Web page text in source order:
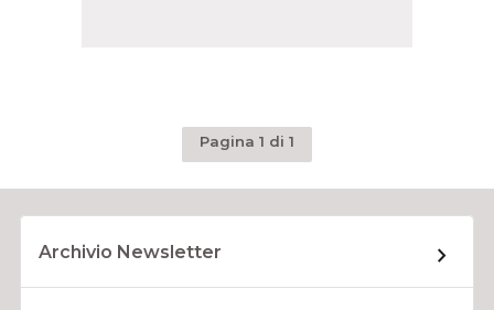
Pagina 1 di 1
Archivio Newsletter